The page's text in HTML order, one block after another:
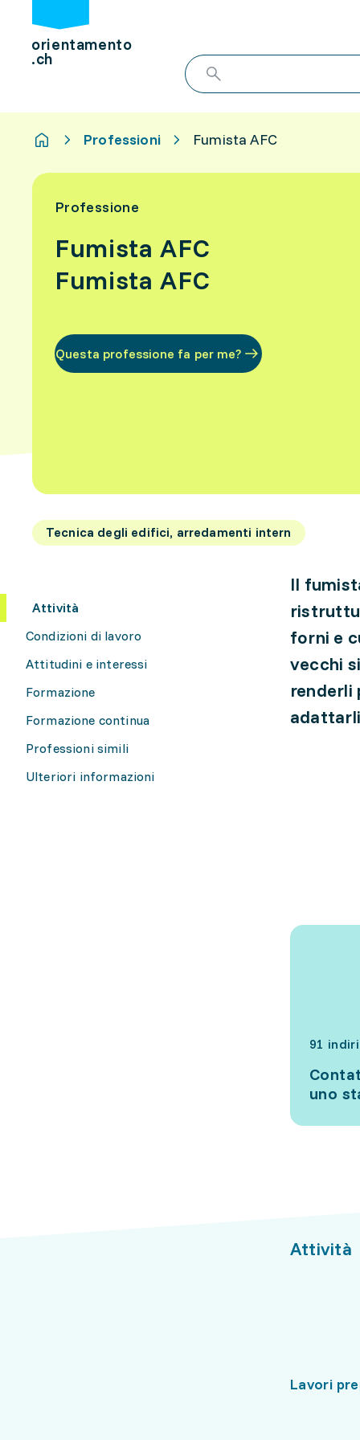
orientamento
.ch
Professioni Fumista AFC
Professione
Fumista AFC
Fumista AFC
Questa professione fa per me?
Tecnica degli edifici, arredamenti intern
Attività
Condizioni di lavoro
Attitudini e interessi
Formazione
Formazione continua
Professioni simili
Ulteriori informazioni
Il
forni e
vecchi
renderli
91
uno
Attività
Lavori